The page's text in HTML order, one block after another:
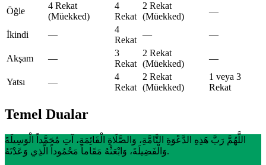
Öğle
4 Rekat
(Müekked)
4
Rekat
2 Rekat
(Müekked)
—
İkindi —
4
Rekat
— —
Akşam —
3
Rekat
2 Rekat
(Müekked)
—
Yatsı —
4
Rekat
2 Rekat
(Müekked)
1 veya 3
Rekat
Temel Dualar
اللَّهُمَّ رَبَّ هَذِهِ الدَّعْوَةِ التَّامَّةِ، وَالصَّلَاةِ الْقَائِمَةِ، آتِ مُحَمَّداً الْوَسِيلَةَ
وَالْفَضِيلَةَ، وَابْعَثْهُ مَقَاماً مَحْمُوداً الَّذِي وَعَدْتَهُ.